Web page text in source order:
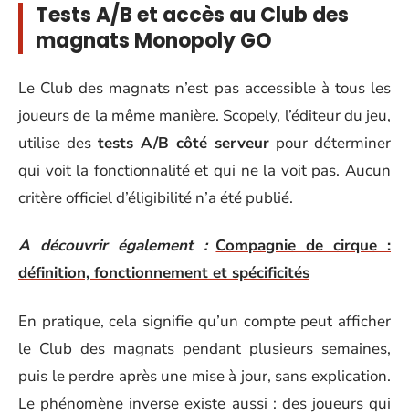
Tests A/B et accès au Club des
magnats Monopoly GO
Le Club des magnats n’est pas accessible à tous les
joueurs de la même manière. Scopely, l’éditeur du jeu,
utilise des tests A/B côté serveur pour déterminer
qui voit la fonctionnalité et qui ne la voit pas. Aucun
critère officiel d’éligibilité n’a été publié.
A découvrir également : Compagnie de cirque :
définition, fonctionnement et spécificités
En pratique, cela signifie qu’un compte peut afficher
le Club des magnats pendant plusieurs semaines,
puis le perdre après une mise à jour, sans explication.
Le phénomène inverse existe aussi : des joueurs qui